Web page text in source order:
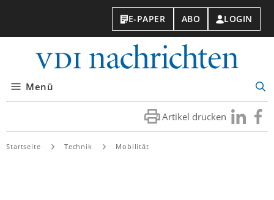
E-PAPER ABO LOGIN
Menü
Artikel drucken Besuchen
Sie
Sie
Startseite Technik Mobilität